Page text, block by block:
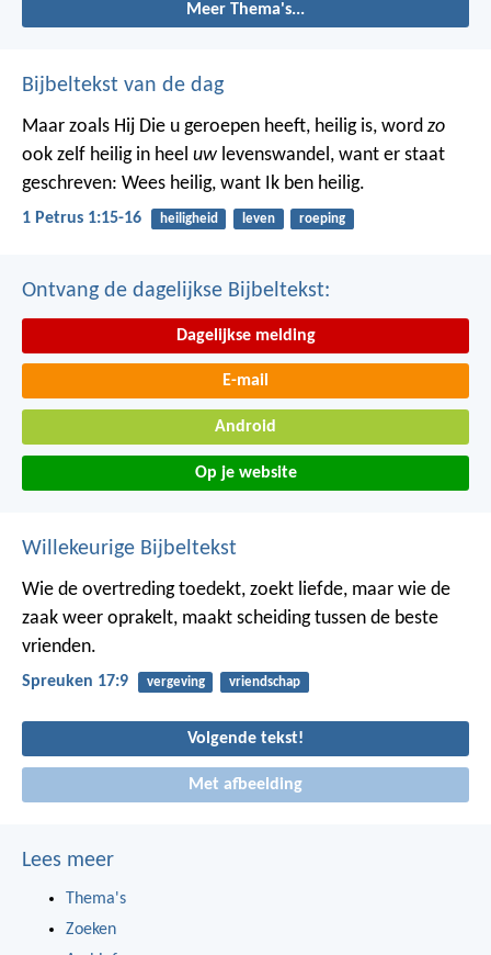
Meer Thema's...
Bijbeltekst van de dag
Maar zoals Hij Die u geroepen heeft, heilig is, word zo
ook zelf heilig in heel uw levenswandel, want er staat
geschreven: Wees heilig, want Ik ben heilig.
1 Petrus 1:15-16 heiligheid leven roeping
Ontvang de dagelijkse Bijbeltekst:
Dagelijkse melding
E-mail
Android
Op je website
Willekeurige Bijbeltekst
Wie de overtreding toedekt, zoekt liefde, maar wie de
zaak weer oprakelt, maakt scheiding tussen de beste
vrienden.
Spreuken 17:9 vergeving vriendschap
Volgende tekst!
Met afbeelding
Lees meer
Thema's
Zoeken